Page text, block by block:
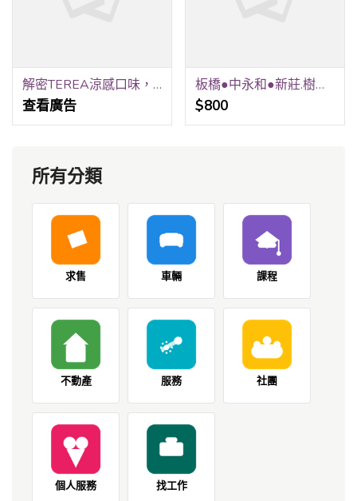
解密TEREA涼感口味，適合喜歡清新的人選擇
查看廣告
板橋●中永和●新莊.樹林●●維修俞氏對講機●電鎖安裝修理●
$800
所有分類
求售 車輛 課程
不動產 服務 社團
個人服務 找工作